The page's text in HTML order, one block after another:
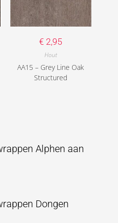
€ 2,95
Hout
AA15 – Grey Line Oak
Structured
Alphen aan
Dongen